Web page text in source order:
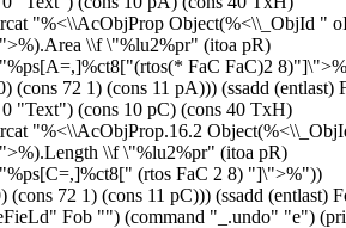
Object(%<\\_ObjId "
\"%lu2%pr" (itoa pR)
FaC FaC)2
72 1) (cons 11 pA))) (ssadd (entlast)
"Text") (cons 10 pC) (cons 40 TxH)
\"%lu2%pr" (itoa pR)
(rtos FaC 2 8) "]\">%"))
72 1) (cons 11 pC))) (ssadd (entlast)
Fob "") (command "_.undo" "e")